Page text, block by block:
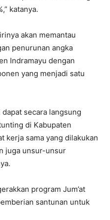
katanya.
akan memantau
penurunan angka
Indramayu dengan
yang menjadi satu
secara langsung
di Kabupaten
kerja sama yang dilakukan
juga unsur-unsur
program Jum’at
santunan untuk